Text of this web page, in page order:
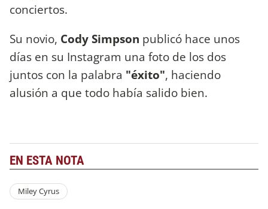
conciertos.
Su novio, Cody Simpson publicó hace unos
días en su Instagram una foto de los dos
juntos con la palabra "éxito", haciendo
alusión a que todo había salido bien.
EN ESTA NOTA
Miley Cyrus